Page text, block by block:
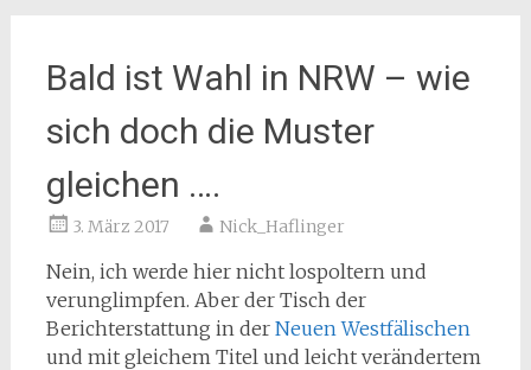
Bald ist Wahl in NRW – wie
sich doch die Muster
gleichen ….
3. März 2017 Nick_Haflinger
Nein, ich werde hier nicht lospoltern und
verunglimpfen. Aber der Tisch der
Berichterstattung in der Neuen Westfälischen
und mit gleichem Titel und leicht verändertem